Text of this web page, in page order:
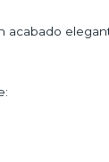
acabado